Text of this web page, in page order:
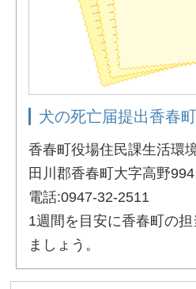
犬の死亡届提出香春
香春町役場住民課生活環
田川郡香春町大字高野994
電話:0947-32-2511
1週間を目安に香春町の
ましょう。